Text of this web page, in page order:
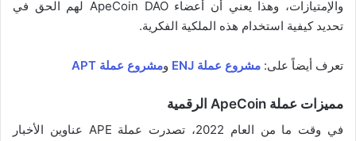
والإمتيازات، وهذا يعني أن أعضاء ApeCoin DAO لهم الحق في
تحديد كيفية استخدام هذه الملكية الفكرية.
تعرف أيضاً على: مشروع عملة ENJ ومشروع عملة APT
مميزات عملة ApeCoin الرقمية
في وقت ما من العام 2022، تصدرت عملة APE عناوين الأخبار